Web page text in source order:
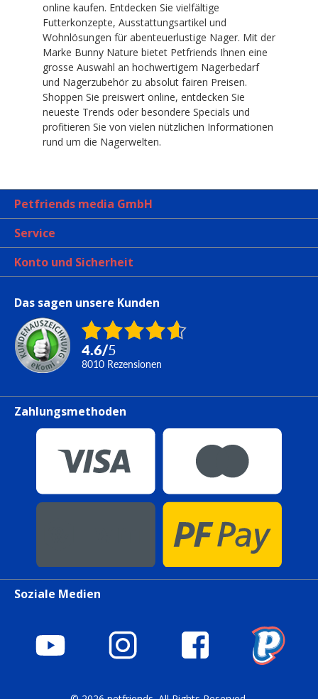
online kaufen. Entdecken Sie vielfältige
Futterkonzepte, Ausstattungsartikel und
Wohnlösungen für abenteuerlustige Nager. Mit der
Marke Bunny Nature bietet Petfriends Ihnen eine
grosse Auswahl an hochwertigem Nagerbedarf
und Nagerzubehör zu absolut fairen Preisen.
Shoppen Sie preiswert online, entdecken Sie
neueste Trends oder besondere Specials und
profitieren Sie von vielen nützlichen Informationen
rund um die Nagerwelten.
Petfriends media GmbH
Service
Konto und Sicherheit
Das sagen unsere Kunden
4.6/5
8010 Rezensionen
Zahlungsmethoden
Soziale Medien